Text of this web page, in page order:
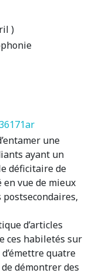
)
une
ayant un
déficitaire de
en vue de mieux
d’articles
ces habiletés sur
quatre
démontrer des